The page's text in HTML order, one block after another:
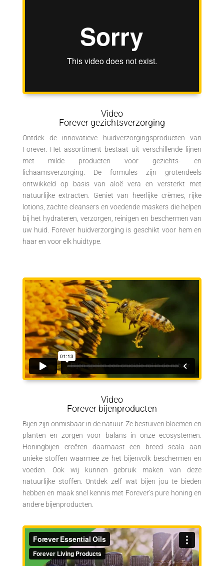
Video
Forever gezichtsverzorging
Ontdek de innovatieve huidverzorgingsproducten van
Forever. Het assortiment bestaat uit verschillende lijnen
met milde producten voor gezichts- en
lichaamsverzorging. De formules zijn grotendeels
ontwikkeld op basis van aloë vera en versterkt met
natuurlijke extracten. Geniet van heerlijke crèmes, rijke
lotions, zachte cleansers en voedende maskers die helpen
bij het hydrateren, verzorgen, reinigen en beschermen van
uw huid. Forever huidverzorging is geschikt voor hem en
haar en voor elk huidtype.
Video
Forever bijenproducten
Bijen zijn onmisbaar in de natuur. Ze bestuiven bloemen en
planten en zorgen voor balans in onze ecosystemen.
Honingbijen creëren daarnaast een breed scala aan
unieke stoffen waarmee ze het bijenvolk beschermen en
voeden. Ook wij kunnen gebruik maken van deze
natuurlijke stoffen. Ontdek zelf wat bijen jou te bieden
hebben en maak snel kennis met Forever’s pure honing en
andere bijenproducten.